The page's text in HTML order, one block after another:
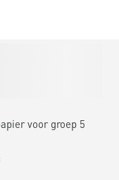
voor groep 5